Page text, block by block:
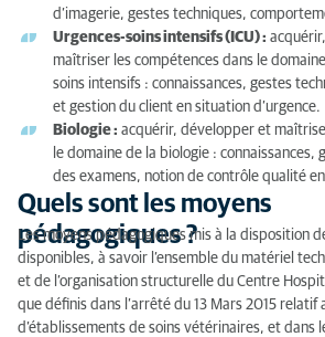
d’imagerie, gestes techniques,
Urgences-soins intensifs (ICU) :
maîtriser les compétences dans le
soins intensifs : connaissances, gestes
et gestion du client en situation d’urgence.
Biologie : acquérir, développer et
le domaine de la biologie : connaissances,
des examens, notion de contrôle qualité
Quels sont les moyens
pédagogiques ?
Les moyens pédagogiques mis à la disposition
disponibles, à savoir l’ensemble du matériel
et de l’organisation structurelle du Centre
que définis dans l’arrêté du 13 Mars 2015 relatif
d’établissements de soins vétérinaires, et dans